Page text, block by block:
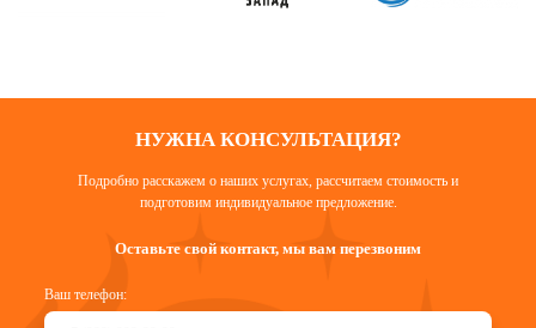
НУЖНА КОНСУЛЬТАЦИЯ?
Подробно расскажем о наших услугах, рассчитаем стоимость и
подготовим индивидуальное предложение.
Оставьте свой контакт, мы вам перезвоним
Ваш телефон: